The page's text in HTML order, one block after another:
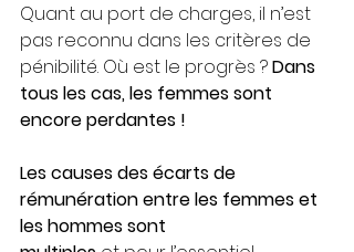
Quant au port de charges, il n’est
pas reconnu dans les critères de
pénibilité. Où est le progrès ? Dans
tous les cas, les femmes sont
encore perdantes !
Les causes des écarts de
rémunération entre les femmes et
les hommes sont